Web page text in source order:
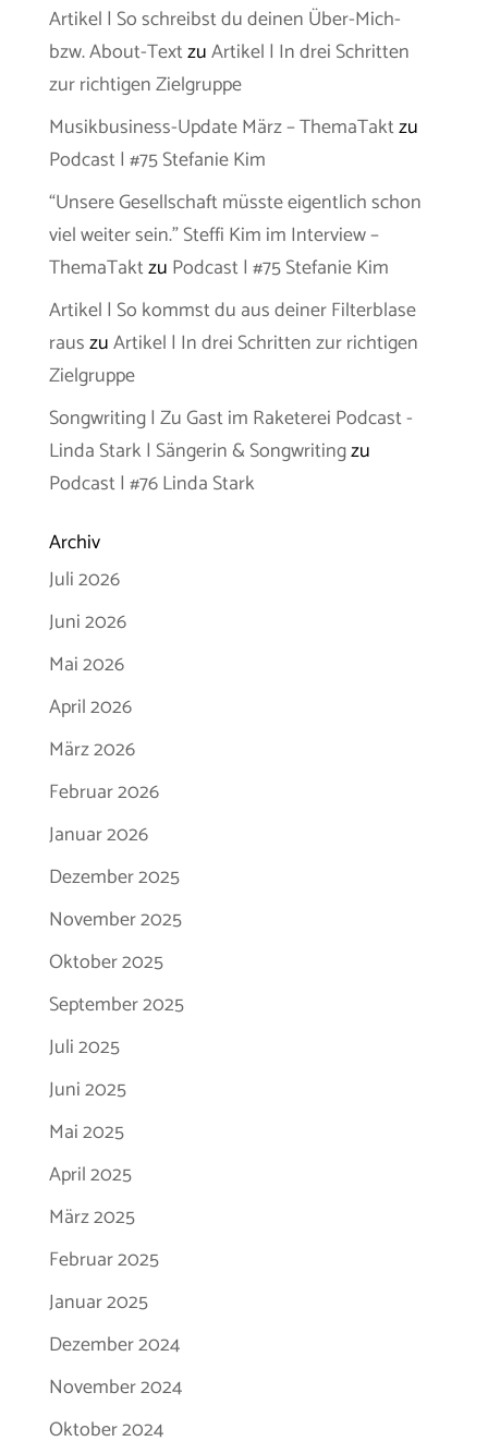
Artikel | So schreibst du deinen Über-Mich-
bzw. About-TextzuArtikel | In drei Schritten
zur richtigen Zielgruppe
Musikbusiness-Update März – ThemaTaktzu
Podcast | #75 Stefanie Kim
“Unsere Gesellschaft müsste eigentlich schon
viel weiter sein.” Steffi Kim im Interview –
ThemaTaktzu Podcast | #75 Stefanie Kim
Artikel | So kommst du aus deiner Filterblase
rauszuArtikel | In drei Schritten zur richtigen
Zielgruppe
Songwriting | Zu Gast im Raketerei Podcast -
Linda Stark | Sängerin & Songwritingzu
Podcast | #76 Linda Stark
Archiv
Juli 2026
Juni 2026
Mai 2026
April 2026
März 2026
Februar 2026
Januar 2026
Dezember 2025
November 2025
Oktober 2025
September 2025
Juli 2025
Juni 2025
Mai 2025
April 2025
März 2025
Februar 2025
Januar 2025
Dezember 2024
November 2024
Oktober 2024